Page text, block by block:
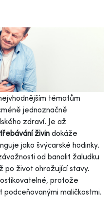
tématům
jednoznačně
zdraví. Je až
živindokáže
jako švýcarské hodinky.
od banalit žaludku
po život ohrožující stavy.
protože
maličkostmi.